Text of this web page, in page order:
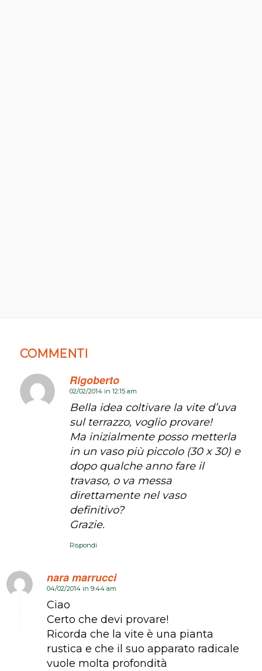
COMMENTI
Rigoberto
dice:
02/02/2014 in 12:15 am
Bella idea coltivare la vite d’uva
sul terrazzo, voglio provare!
Ma inizialmente posso metterla
in un vaso più piccolo (30 x 30) e
dopo qualche anno fare il
travaso, o va messa
direttamente nel vaso
definitivo?
Grazie.
Rispondi
nara marrucci
dice:
04/02/2014 in 9:44 am
Ciao
Certo che devi provare!
Ricorda che la vite è una pianta
rustica e che il suo apparato radicale
vuole molta profondità